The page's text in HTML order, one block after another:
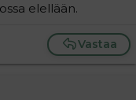
elellään.
Vastaa